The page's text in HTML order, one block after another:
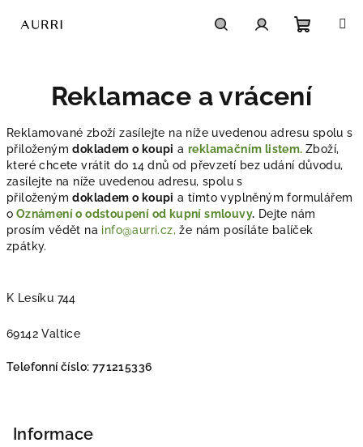
košík
Reklamace a vrácení
Reklamované zboží zasílejte na níže uvedenou adresu spolu s
přiloženým dokladem o koupi areklamačním listem. Zboží,
které chcete vrátit do 14 dnů od převzetí bez udání důvodu,
zasílejte na níže uvedenou adresu, spolu s
přiloženýmdokladem o koupi a tímto vyplněným formulářem
o Oznámení o odstoupení od kupní smlouvy. Dejte nám
prosím vědět na info@aurri.cz, že nám posíláte balíček
zpátky.
K Lesíku 744
69142 Valtice
Telefonní číslo: 771215336
Informace